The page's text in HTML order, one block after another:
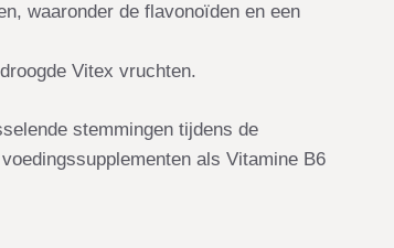
waaronder de flavonoïden en een
Vitex vruchten.
stemmingen tijdens de
als Vitamine B6